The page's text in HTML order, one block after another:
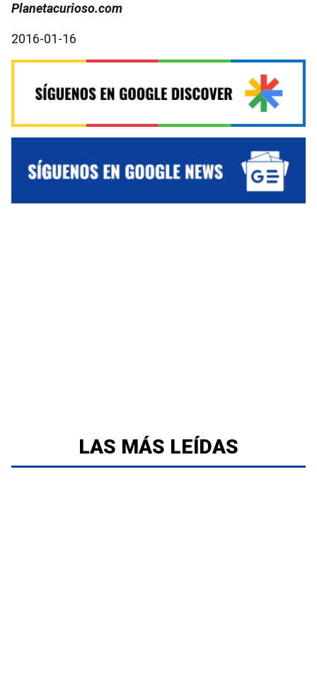
Planetacurioso.com
2016-01-16
LAS MÁS LEÍDAS